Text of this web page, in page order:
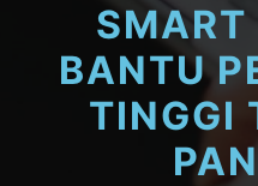
SMART
BANTU
TINGGI